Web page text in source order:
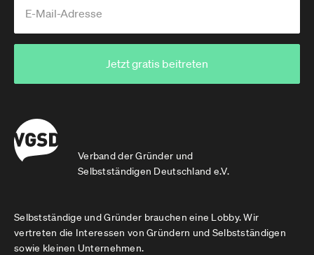
Verband der Gründer und
Selbstständigen Deutschland e.V.
Jetzt gratis beitreten
Selbstständige und Gründer brauchen eine Lobby. Wir
vertreten die Interessen von Gründern und Selbstständigen
sowie kleinen Unternehmen.